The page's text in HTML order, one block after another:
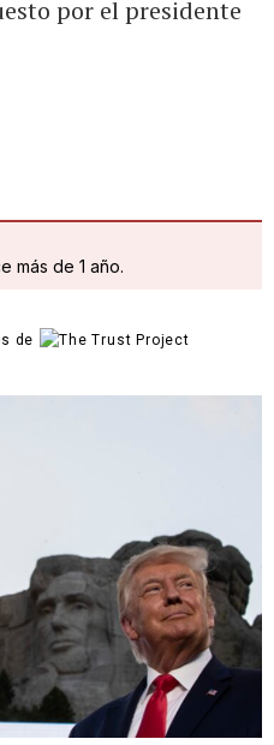
por el presidente
más de 1 año.
de